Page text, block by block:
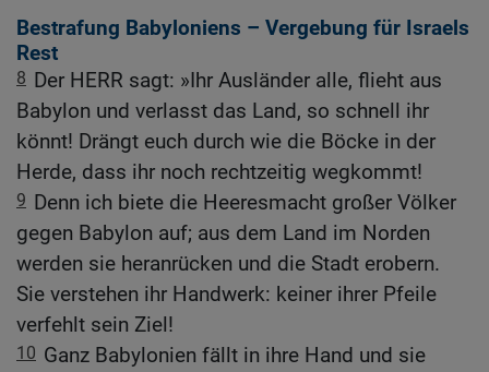
Bestrafung Babyloniens – Vergebung für Israels
Rest
8 Der HERR sagt: »Ihr Ausländer alle, flieht aus
Babylon und verlasst das Land, so schnell ihr
könnt! Drängt euch durch wie die Böcke in der
Herde, dass ihr noch rechtzeitig wegkommt!
9 Denn ich biete die Heeresmacht großer Völker
gegen Babylon auf; aus dem Land im Norden
werden sie heranrücken und die Stadt erobern.
Sie verstehen ihr Handwerk: keiner ihrer Pfeile
verfehlt sein Ziel!
10 Ganz Babylonien fällt in ihre Hand und sie